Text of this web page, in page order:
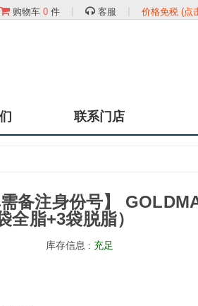
购物车 0件 | 客服 | 价格免税 (点
联系门店
备注身份号】
脂+3袋脱脂）
库存信息 : 充足